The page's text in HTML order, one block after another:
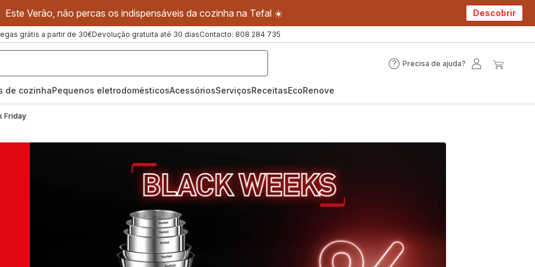
Este Verão, não percas os indispensáveis da cozinha na Tefal ☀️ Descobrir
grátis a partir de 30€Devolução gratuita até 30 diasContacto: 808 284 735
Precisa de ajuda?
Precisa
de cozinhaPequenos eletrodomésticosAcessóriosServiçosReceitasEcoRenove
Friday